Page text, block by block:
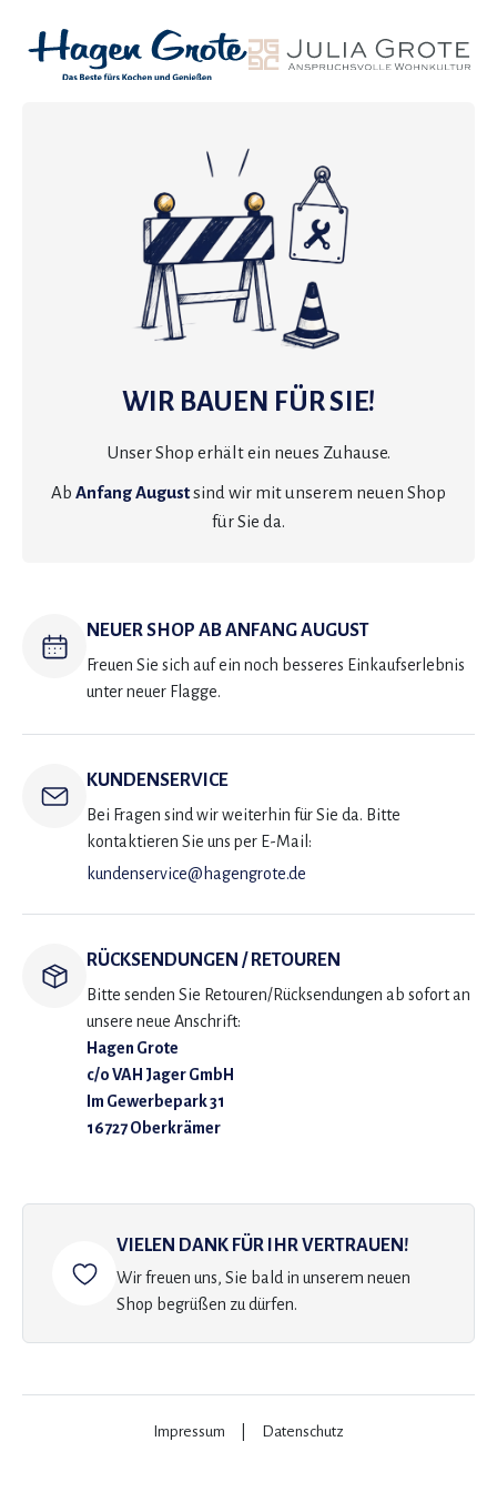
WIR BAUEN FÜR SIE!
Unser Shop erhält ein neues Zuhause.
Ab Anfang Augustsind wir mit unserem neuen Shop
für Sie da.
NEUER SHOP AB ANFANG AUGUST
Freuen Sie sich auf ein noch besseres Einkaufserlebnis
unter neuer Flagge.
KUNDENSERVICE
Bei Fragen sind wir weiterhin für Sie da. Bitte
kontaktieren Sie uns per E-Mail:
kundenservice@hagengrote.de
RÜCKSENDUNGEN / RETOUREN
Bitte senden Sie Retouren/Rücksendungen ab sofort an
unsere neue Anschrift:
Hagen Grote
c/o VAH Jager GmbH
Im Gewerbepark 31
16727 Oberkrämer
VIELEN DANK FÜR IHR VERTRAUEN!
Wir freuen uns, Sie bald in unserem neuen
Shop begrüßen zu dürfen.
Impressum Datenschutz